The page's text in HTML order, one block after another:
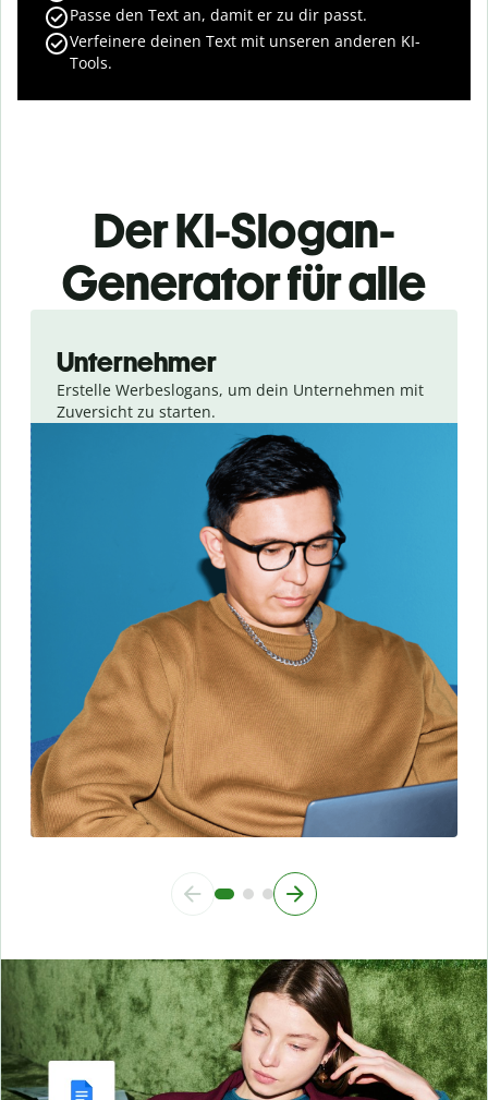
Passe den Text an, damit er zu dir passt.
Verfeinere deinen Text mit unseren anderen KI-
Tools.
Der KI-Slogan-
Generator für alle
Unternehmer
Erstelle Werbeslogans, um dein Unternehmen mit
Zuversicht zu starten.